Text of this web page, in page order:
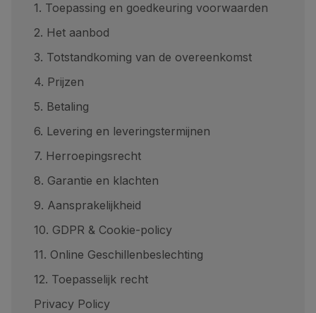
1. Toepassing en goedkeuring voorwaarden
2. Het aanbod
3. Totstandkoming van de overeenkomst
4. Prijzen
5. Betaling
6. Levering en leveringstermijnen
7. Herroepingsrecht
8. Garantie en klachten
9. Aansprakelijkheid
10. GDPR & Cookie-policy
11. Online Geschillenbeslechting
12. Toepasselijk recht
Privacy Policy